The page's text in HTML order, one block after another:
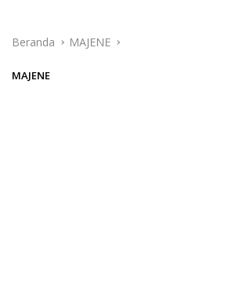
Beranda MAJENE
MAJENE